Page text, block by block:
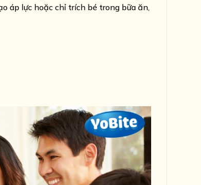
áp lực hoặc chỉ trích bé trong bữa ăn,